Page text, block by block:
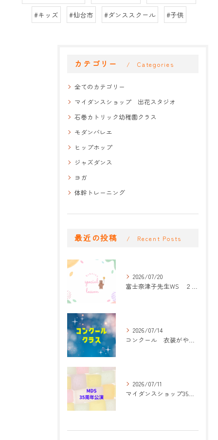
#キッズ
#仙台市 #ダンススクール #子供
カテゴリー Categories
全てのカテゴリー
マイダンスショップ 出花スタジオ
石巻カトリック幼稚園クラス
モダンバレエ
ヒップホップ
ジャズダンス
ヨガ
体幹トレーニング
最近の投稿 Recent Posts
2026/07/20
富士奈津子先生WS ２回目
2026/07/14
コンクール 衣装がやって来た！
2026/07/11
マイダンスショップ35周年記念公演 振付開始